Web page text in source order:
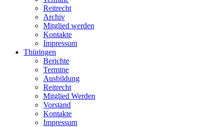
Reitrecht
Archiv
Mitglied werden
Kontakte
Impressum
Thüringen
Berichte
Termine
Ausbildung
Reitrecht
Mitglied Werden
Vorstand
Kontakte
Impressum